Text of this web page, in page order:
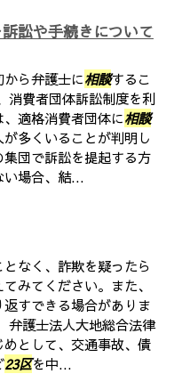
訟や手続きについて
ら弁護士に相談するこ
消費者団体訴訟制度を利
適格消費者団体に相談
多くいることが判明し
団で訴訟を提起する方
い場合、結...
なく、詐欺を疑ったら
みてください。また、
すできる場合がありま
弁護士法人大地総合法律
として、交通事故、債
23区を中...